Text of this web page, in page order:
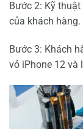
Bước 2: Kỹ
của khách hàng.
Bước 3: Khách
vỏ iPhone 12 và